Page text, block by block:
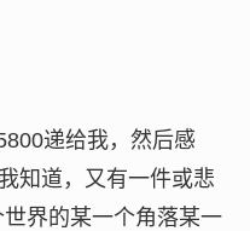
递给我，然后感
知道，又有一件或悲
界的某一个角落某一